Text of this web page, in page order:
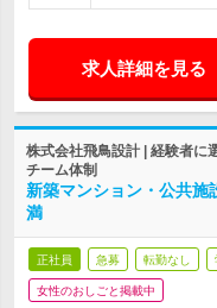
求人詳細を見る
株式会社飛鳥設計 | 経験者に
チーム体制
新築マンション・公共施
満
正社員 急募 転勤なし
女性のおしごと掲載中